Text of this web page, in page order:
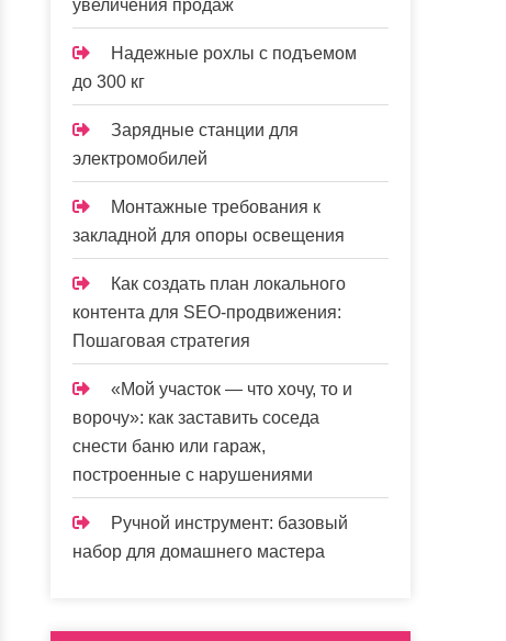
увеличения продаж
Надежные рохлы с подъемом
до 300 кг
Зарядные станции для
электромобилей
Монтажные требования к
закладной для опоры освещения
Как создать план локального
контента для SEO-продвижения:
Пошаговая стратегия
«Мой участок — что хочу, то и
ворочу»: как заставить соседа
снести баню или гараж,
построенные с нарушениями
Ручной инструмент: базовый
набор для домашнего мастера